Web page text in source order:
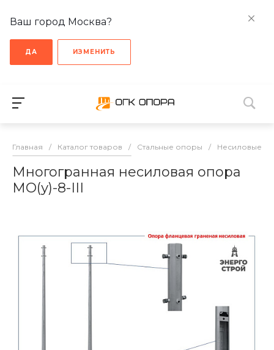
Ваш город Москва?
ДА ИЗМЕНИТЬ
Главная / Каталог товаров / Стальные опоры / Несиловые
Многогранная несиловая опора
МО(у)-8-III